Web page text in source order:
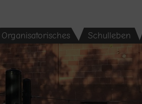
Organisatorisches Schulleben